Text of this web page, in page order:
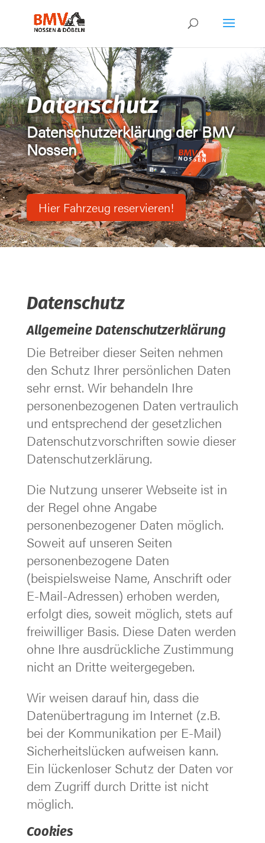
Datenschutz
Datenschutzerklärung der BMV
Nossen
Hier Fahrzeug reservieren!
Datenschutz
Allgemeine Datenschutzerklärung
Die Betreiber dieser Seiten nehmen
den Schutz Ihrer persönlichen Daten
sehr ernst. Wir behandeln Ihre
personenbezogenen Daten vertraulich
und entsprechend der gesetzlichen
Datenschutzvorschriften sowie dieser
Datenschutzerklärung.
Die Nutzung unserer Webseite ist in
der Regel ohne Angabe
personenbezogener Daten möglich.
Soweit auf unseren Seiten
personenbezogene Daten
(beispielsweise Name, Anschrift oder
E-Mail-Adressen) erhoben werden,
erfolgt dies, soweit möglich, stets auf
freiwilliger Basis. Diese Daten werden
ohne Ihre ausdrückliche Zustimmung
nicht an Dritte weitergegeben.
Wir weisen darauf hin, dass die
Datenübertragung im Internet (z.B.
bei der Kommunikation per E-Mail)
Sicherheitslücken aufweisen kann.
Ein lückenloser Schutz der Daten vor
dem Zugriff durch Dritte ist nicht
möglich.
Cookies